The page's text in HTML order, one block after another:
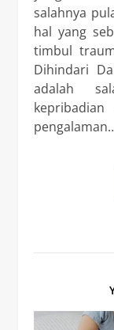
salahnya
hal yang
timbul
Dihindari
adalah